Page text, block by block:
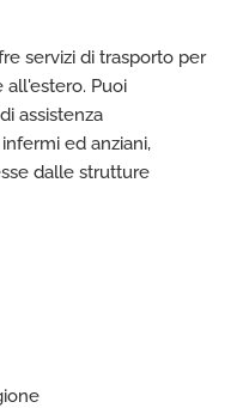
servizi di trasporto per
all'estero. Puoi
assistenza
ed anziani,
dalle strutture